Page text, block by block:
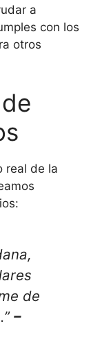
a
con los
otros
real de la
de
–